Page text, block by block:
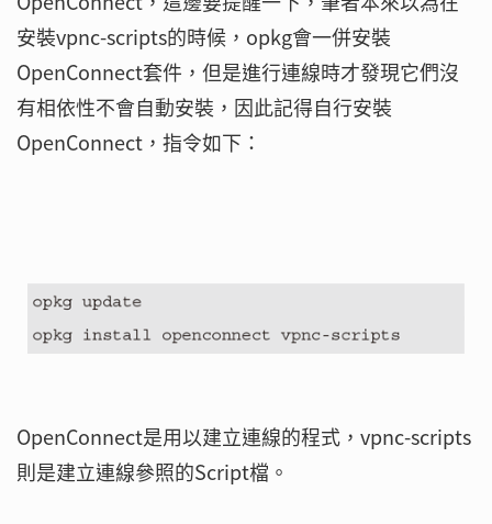
安裝vpnc-scripts的時候，opkg會一併安裝
OpenConnect套件，但是進行連線時才發現它們沒
有相依性不會自動安裝，因此記得自行安裝
OpenConnect，指令如下：
OpenConnect是用以建立連線的程式，vpnc-scripts
則是建立連線參照的Script檔。